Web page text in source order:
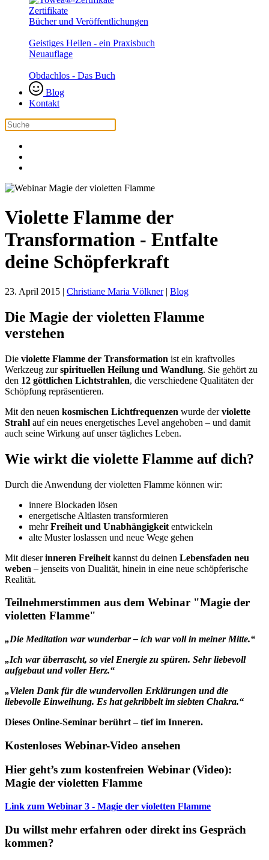
Zertifikate
Bücher und Veröffentlichungen
Geistiges Heilen - ein Praxisbuch
Neuauflage
Obdachlos - Das Buch
Blog
Kontakt
Violette Flamme der
Transformation - Entfalte
deine Schöpferkraft
23. April 2015 | Christiane Maria Völkner| Blog
Die Magie der violetten Flamme
verstehen
Die violette Flamme der Transformation ist ein kraftvolles
Werkzeug zurspirituellen Heilung und Wandlung. Sie gehört zu
den 12 göttlichen Lichtstrahlen, die verschiedene Qualitäten der
Schöpfung repräsentieren.
Mit den neuen kosmischen Lichtfrequenzen wurde derviolette
Strahl auf ein neues energetisches Level angehoben – und damit
auch seine Wirkung auf unser tägliches Leben.
Wie wirkt die violette Flamme auf dich?
Durch die Anwendung der violetten Flamme können wir:
innere Blockaden lösen
energetische Altlasten transformieren
mehrFreiheit und Unabhängigkeit entwickeln
alte Muster loslassen und neue Wege gehen
Mit dieserinneren Freiheit kannst du deinen Lebensfaden neu
weben – jenseits von Dualität, hinein in eine neue schöpferische
Realität.
Teilnehmerstimmen aus dem Webinar "Magie der
violetten Flamme"
„Die Meditation war wunderbar – ich war voll in meiner Mitte.“
„Ich war überrascht, so viel Energie zu spüren. Sehr liebevoll
aufgebaut und voller Herz.“
„Vielen Dank für die wundervollen Erklärungen und die
liebevolle Einweihung. Es hat gekribbelt im siebten Chakra.“
Dieses Online-Seminar berührt – tief im Inneren.
Kostenloses Webinar-Video ansehen
Hier geht’s zum kostenfreien Webinar (Video):
Magie der violetten Flamme
Link zum Webinar 3 - Magie der violetten Flamme
Du willst mehr erfahren oder direkt ins Gespräch
kommen?